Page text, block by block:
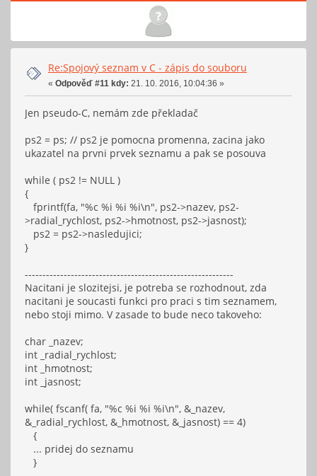
Re:Spojový seznam v C - zápis do souboru
« Odpověď #11 kdy: 21. 10. 2016, 10:04:36 »
Jen pseudo-C, nemám zde překladač
ps2 = ps; // ps2 je pomocna promenna, zacina jako
ukazatel na prvni prvek seznamu a pak se posouva
while ( ps2 != NULL )
{
fprintf(fa, "%c %i %i %i\n", ps2->nazev, ps2-
>radial_rychlost, ps2->hmotnost, ps2->jasnost);
ps2 = ps2->nasledujici;
}
-----------------------------------------------------------
Nacitani je slozitejsi, je potreba se rozhodnout, zda
nacitani je soucasti funkci pro praci s tim seznamem,
nebo stoji mimo. V zasade to bude neco takoveho:
char _nazev;
int _radial_rychlost;
int _hmotnost;
int _jasnost;
while( fscanf( fa, "%c %i %i %i\n", &_nazev,
&_radial_rychlost, &_hmotnost, &_jasnost) == 4)
{
... pridej do seznamu
}